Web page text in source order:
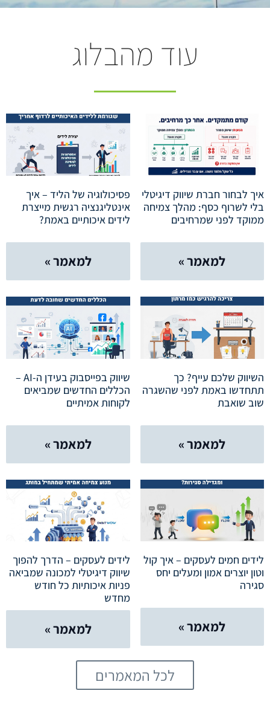
עוד מהבלוג
איך לבחור חברת שיווק דיגיטלי
בלי לשרוף כסף: מהלך צמיחה
ממוקד לפני שמרחיבים
למאמר »
פסיכולוגיה של הליד – איך
אינטליגנציה רגשית מייצרת
לידים איכותיים באמת?
למאמר »
השיווק שלכם עייף? כך
תתחדשו באמת לפני שהשגרה
שוב שואבת
למאמר »
שיווק בפייסבוק בעידן ה-AI –
הכללים החדשים שמביאים
לקוחות אמיתיים
למאמר »
לידים חמים לעסקים – איך קול
וטון יוצרים אמון ומעלים יחס
סגירה
למאמר »
לידים לעסקים – הדרך להפוך
שיווק דיגיטלי למכונה שמביאה
פניות איכותיות כל חודש
מחדש
למאמר »
לכל המאמרים